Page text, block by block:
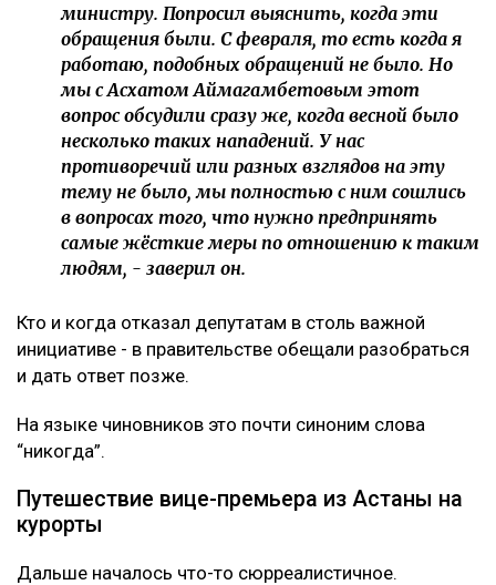
министру. Попросил выяснить, когда эти
обращения были. С февраля, то есть когда я
работаю, подобных обращений не было. Но
мы с Асхатом Аймагамбетовым этот
вопрос обсудили сразу же, когда весной было
несколько таких нападений. У нас
противоречий или разных взглядов на эту
тему не было, мы полностью с ним сошлись
в вопросах того, что нужно предпринять
самые жёсткие меры по отношению к таким
людям, - заверил он.
Кто и когда отказал депутатам в столь важной
инициативе - в правительстве обещали разобраться
и дать ответ позже.
На языке чиновников это почти синоним слова
“никогда”.
Путешествие вице-премьера из Астаны на
курорты
Дальше началось что-то сюрреалистичное.